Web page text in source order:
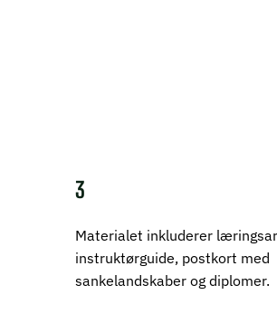
3
Materialet inkluderer
instruktørguide, postkort med
sankelandskaber og diplomer.